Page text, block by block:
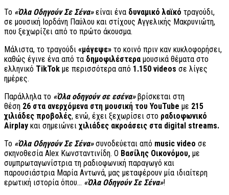
Το «Όλα Οδηγούν Σε Σένα»είναι ένα δυναμικό λαϊκό τραγούδι,
σε μουσική Ιορδάνη Παύλου και στίχους Αγγελικής Μακρυνιώτη,
που ξεχωρίζει από το πρώτο άκουσμα.
Μάλιστα, το τραγούδι «μάγεψε» το κοινό πριν καν κυκλοφορήσει,
καθώς έγινε ένα από τα δημοφιλέστερα μουσικά θέματα στο
ελληνικό TikTok με περισσότερα από 1.150 videos σε λίγες
ημέρες.
Παράλληλα το «Όλα οδηγούν σε εσένα»βρίσκεται στη
θέση 26 στα ανερχόμενα στη μουσική του YouTube με 215
χιλιάδες προβολές, ενώ, έχει ξεχωρίσει στο ραδιοφωνικό
Airplay και σημειώνει χιλιάδες ακροάσεις στα digital streams.
Το «Όλα Οδηγούν Σε Σένα»συνοδεύεται από music video σε
σκηνοθεσία Alex Κωνσταντινίδη. Ο Βασίλης Οικονόμου, με
συμπρωταγωνίστρια τη ραδιοφωνική παραγωγό και
παρουσιάστρια Μαρία Αντωνά, μας μεταφέρουν μία ιδιαίτερη
ερωτική ιστορία όπου… «Όλα Οδηγούν Σε Σένα»!